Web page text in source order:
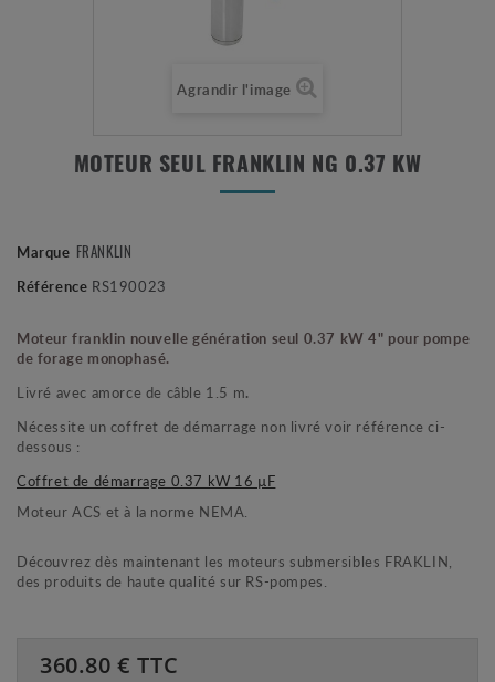
Agrandir l'image
MOTEUR SEUL FRANKLIN NG 0.37 KW
Marque FRANKLIN
Référence RS190023
Moteur franklin nouvelle génération seul 0.37 kW 4" pour pompe
de forage monophasé.
Livré avec amorce de câble 1.5 m.
Nécessite un coffret de démarrage non livré voir référence ci-
dessous :
Coffret de démarrage 0.37 kW 16 µF
Moteur ACS et à la norme NEMA.
Découvrez dès maintenant les moteurs submersibles FRAKLIN,
des produits de haute qualité sur RS-pompes.
360.80 € TTC